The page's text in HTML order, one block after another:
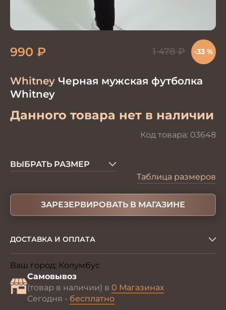
Whitney Черная мужская футболка
Whitney
Данного товара нет в наличии
Код товара: 03648
990 ₽ 1 478₽ -33 %
ВЫБРАТЬ РАЗМЕР
Таблица размеров
ЗАРЕЗЕРВИРОВАТЬ В МАГАЗИНЕ
ДОСТАВКА И ОПЛАТА
Ваш город: Колумбус
Самовывоз
(товар в наличии) в 0 Магазинах
Сегодня - бесплатно